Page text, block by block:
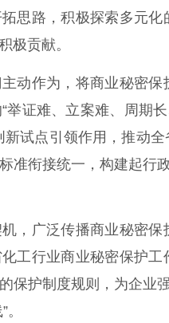
思路，积极探索多元
极贡献。
作为，将商业秘密保
证难、立案难、周期
试点引领作用，推动
准衔接统一，构建起行
广泛传播商业秘密保
工行业商业秘密保护
保护制度规则，为企业